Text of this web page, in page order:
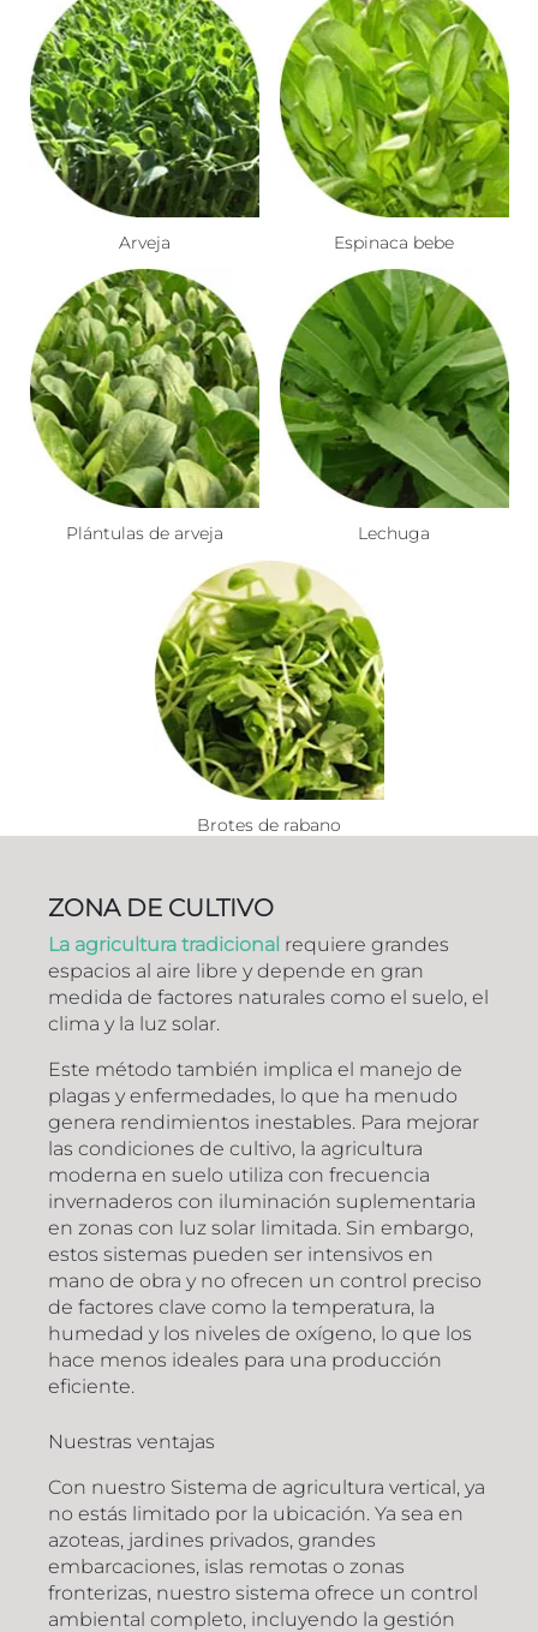
Arveja Espinaca bebe
Plántulas de arveja Lechuga
Brotes de rabano
ZONA DE CULTIVO
La agricultura tradicional requiere grandes
espacios al aire libre y depende en gran
medida de factores naturales como el suelo, el
clima y la luz solar.
Este método también implica el manejo de
plagas y enfermedades, lo que ha menudo
genera rendimientos inestables. Para mejorar
las condiciones de cultivo, la agricultura
moderna en suelo utiliza con frecuencia
invernaderos con iluminación suplementaria
en zonas con luz solar limitada. Sin embargo,
estos sistemas pueden ser intensivos en
mano de obra y no ofrecen un control preciso
de factores clave como la temperatura, la
humedad y los niveles de oxígeno, lo que los
hace menos ideales para una producción
eficiente.
Nuestras ventajas
Con nuestro Sistema de agricultura vertical, ya
no estás limitado por la ubicación. Ya sea en
azoteas, jardines privados, grandes
embarcaciones, islas remotas o zonas
fronterizas, nuestro sistema ofrece un control
ambiental completo, incluyendo la gestión